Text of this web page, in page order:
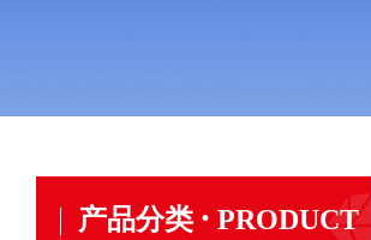
产品分类 · PRODUCT